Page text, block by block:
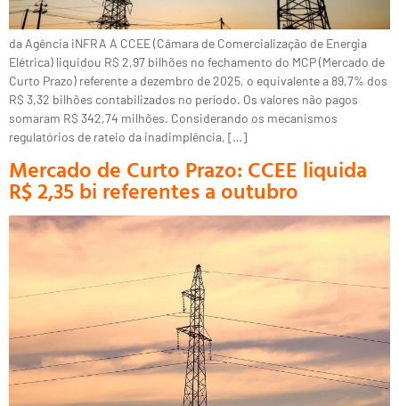
da Agência iNFRA A CCEE (Câmara de Comercialização de Energia
Elétrica) liquidou R$ 2,97 bilhões no fechamento do MCP (Mercado de
Curto Prazo) referente a dezembro de 2025, o equivalente a 89,7% dos
R$ 3,32 bilhões contabilizados no período. Os valores não pagos
somaram R$ 342,74 milhões. Considerando os mecanismos
regulatórios de rateio da inadimplência, […]
Mercado de Curto Prazo: CCEE liquida
R$ 2,35 bi referentes a outubro